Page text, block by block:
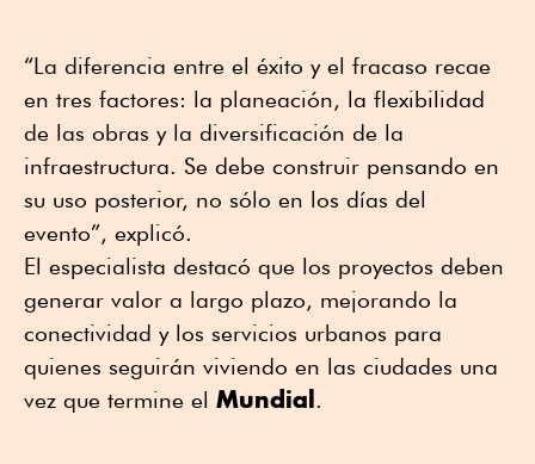
“La diferencia entre el éxito y el fracaso recae
en tres factores: la planeación, la flexibilidad
de las obras y la diversificación de la
infraestructura. Se debe construir pensando en
su uso posterior, no sólo en los días del
evento”, explicó.
El especialista destacó que los proyectos deben
generar valor a largo plazo, mejorando la
conectividad y los servicios urbanos para
quienes seguirán viviendo en las ciudades una
vez que termine el Mundial .